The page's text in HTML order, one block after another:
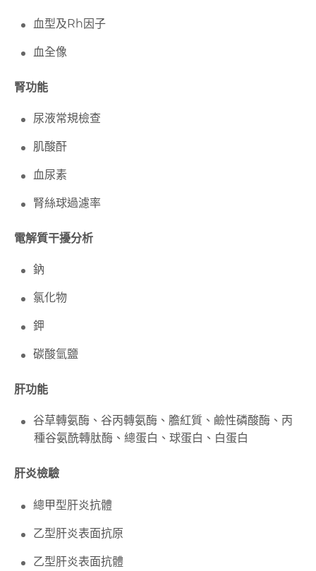
血型及Rh因子
血全像
腎功能
尿液常規檢查
肌酸酐
血尿素
腎絲球過濾率
電解質干擾分析
鈉
氯化物
鉀
碳酸氫鹽
肝功能
谷草轉氨酶、谷丙轉氨酶、膽紅質、鹼性磷酸酶、丙
種谷氨酰轉肽酶、總蛋白、球蛋白、白蛋白
肝炎檢驗
總甲型肝炎抗體
乙型肝炎表面抗原
乙型肝炎表面抗體